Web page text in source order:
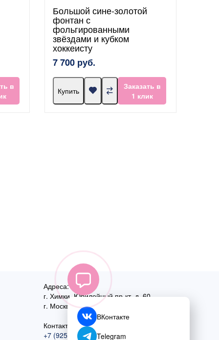
в
Большой сине-золотой
фонтан с
фольгированными
звёздами и кубком
хоккеисту
7 700 руб.
Купить
Заказать в
1 клик
Адреса:
г. Химки, Юбилейный пр-кт, д. 60
г. Москва,ул. Перовская, д. 59
Контактный номер:
+7 (925) 585-74-27
ВКонтакте
Telegram